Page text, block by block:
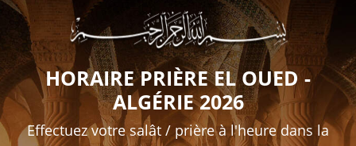
HORAIRE PRIÈRE EL OUED -
ALGÉRIE 2026
Effectuez votre salât / prière à l'heure dans la